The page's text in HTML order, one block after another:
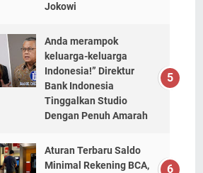
Jokowi
Anda merampok
keluarga-keluarga
Indonesia!” Direktur
Bank Indonesia
Tinggalkan Studio
Dengan Penuh Amarah
Aturan Terbaru Saldo
Minimal Rekening BCA,